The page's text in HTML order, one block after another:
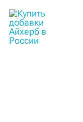
содержимому